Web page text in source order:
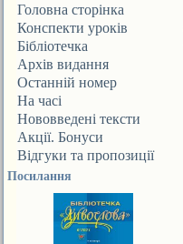
Головна сторінка
Конспекти уроків
Бібліотечка
ДИВОСЛОВА
Архів видання
Останній номер
На часі
Нововведені тексти
Акції. Бонуси
Відгуки та пропозиції
Посилання